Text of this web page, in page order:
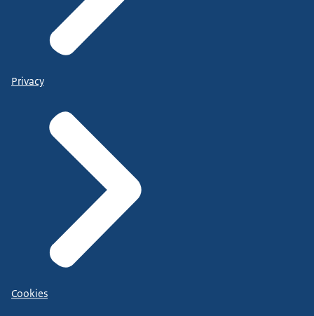
Privacy
Cookies